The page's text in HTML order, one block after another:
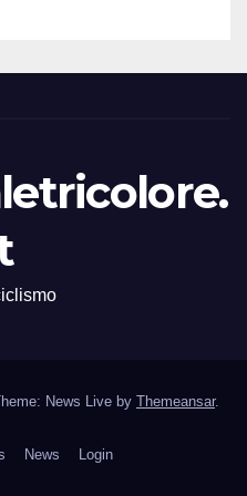
News Live by Themeansar.
News Login